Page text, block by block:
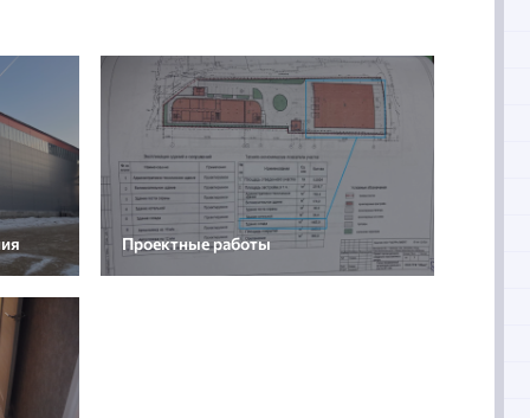
Проектные работы